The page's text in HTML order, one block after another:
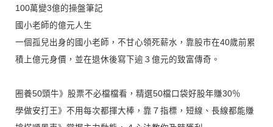
100萬變3億的操盤筆記
國小老師的億元人生
一個孤兒出身的國小老師，不甘心領死薪水，靠股市在40歲前累
積上億元身價，並在退休後寫下逾３億元的致富傳奇。
圈養50頭牛》股票不必檔檔看，精選50檔口袋好股年賺30％
學做安打王》不用每次都揮大棒，靠７指標，短線、長線都能賺